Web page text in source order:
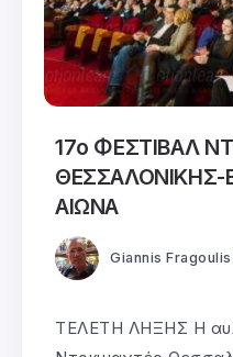
17ο ΦΕΣΤΙΒΑΛ
ΘΕΣΣΑΛΟΝΙΚΗΣ-
ΑΙΩΝΑ
Giannis Fragoulis
ΤΕΛΕΤΗ ΛΗΞΗΣ H